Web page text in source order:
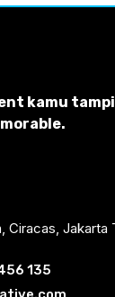
kamu
Ciracas, Jakarta
135